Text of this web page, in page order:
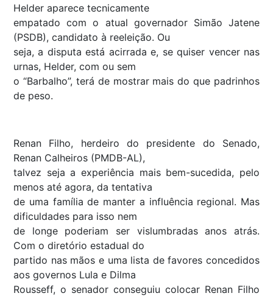
Helder aparece tecnicamente
empatado com o atual governador Simão Jatene
(PSDB), candidato à reeleição. Ou
seja, a disputa está acirrada e, se quiser vencer nas
urnas, Helder, com ou sem
o “Barbalho”, terá de mostrar mais do que padrinhos
de peso.
Renan Filho, herdeiro do presidente do Senado,
Renan Calheiros (PMDB-AL),
talvez seja a experiência mais bem-sucedida, pelo
menos até agora, da tentativa
de uma família de manter a influência regional. Mas
dificuldades para isso nem
de longe poderiam ser vislumbradas anos atrás.
Com o diretório estadual do
partido nas mãos e uma lista de favores concedidos
aos governos Lula e Dilma
Rousseff, o senador conseguiu colocar Renan Filho